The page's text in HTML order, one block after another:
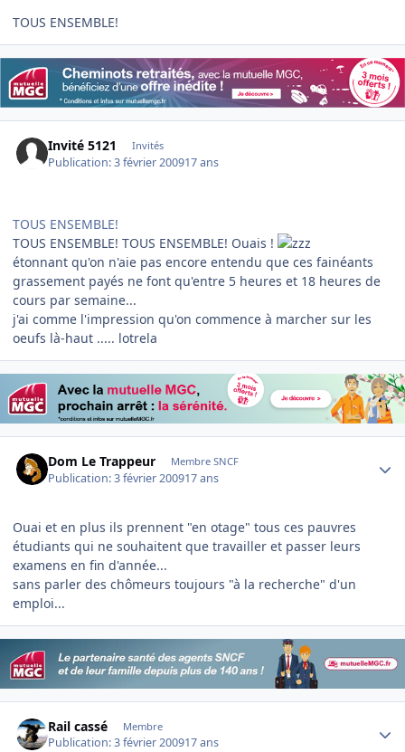
TOUS ENSEMBLE!
Invité 5121 Invités
Publication:3 février 200917 ans
TOUS ENSEMBLE!
TOUS ENSEMBLE! TOUS ENSEMBLE! Ouais !
étonnant qu'on n'aie pas encore entendu que ces fainéants
grassement payés ne font qu'entre 5 heures et 18 heures de
cours par semaine...
j'ai comme l'impression qu'on commence à marcher sur les
oeufs là-haut ..... lotrela
Dom Le Trappeur Membre SNCF
Publication:3 février 200917 ans
Ouai et en plus ils prennent "en otage" tous ces pauvres
étudiants qui ne souhaitent que travailler et passer leurs
examens en fin d'année...
sans parler des chômeurs toujours "à la recherche" d'un
emploi...
Rail cassé Membre
Publication:3 février 200917 ans